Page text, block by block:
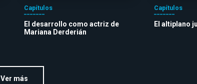
Capítulos
El desarrollo como actriz de
Mariana Derderián
Capítulos
El altiplano
Ver más